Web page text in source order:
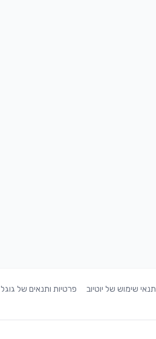
תנאי שימוש של יוטיוב פרטיות ותנאים של גוגל